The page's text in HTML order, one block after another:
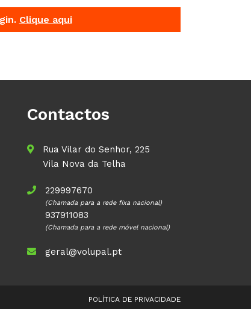
Clique aqui
Contactos
Rua Vilar do Senhor, 225
Vila Nova da Telha
229997670
(Chamada para a rede fixa nacional)
937911083
(Chamada para a rede móvel nacional)
geral@volupal.pt
POLÍTICA DE PRIVACIDADE